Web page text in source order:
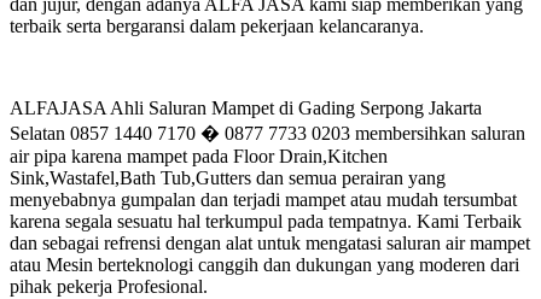
dan jujur, dengan adanya ALFA JASA kami siap memberikan yang
terbaik serta bergaransi dalam pekerjaan kelancaranya.
ALFAJASA Ahli Saluran Mampet di Gading Serpong Jakarta
Selatan 0857 1440 7170 � 0877 7733 0203 membersihkan saluran
air pipa karena mampet pada Floor Drain,Kitchen
Sink,Wastafel,Bath Tub,Gutters dan semua perairan yang
menyebabnya gumpalan dan terjadi mampet atau mudah tersumbat
karena segala sesuatu hal terkumpul pada tempatnya. Kami Terbaik
dan sebagai refrensi dengan alat untuk mengatasi saluran air mampet
atau Mesin berteknologi canggih dan dukungan yang moderen dari
pihak pekerja Profesional.